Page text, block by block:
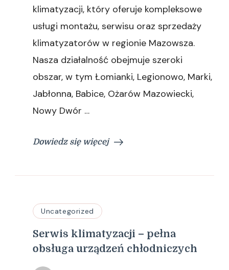
dla
mieszkań
i
klimatyzacji, który oferuje kompleksowe
usługi montażu, serwisu oraz sprzedaży
klimatyzatorów w regionie Mazowsza.
Nasza działalność obejmuje szeroki
obszar, w tym Łomianki, Legionowo, Marki,
Jabłonna, Babice, Ożarów Mazowiecki,
Nowy Dwór …
Dowiedz się więcej
Uncategorized
Serwis klimatyzacji – pełna
obsługa urządzeń chłodniczych